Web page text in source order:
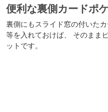
便利な裏側カードポ
裏側にもスライド窓の付いた
等を入れておけば、 そのまま
ットです。